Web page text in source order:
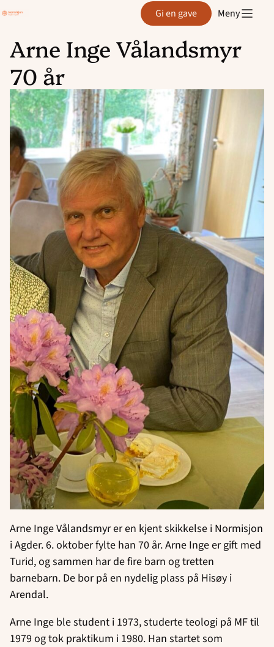
Hopp
til
innhold
Agder Gi en gave Meny
Arne Inge Vålandsmyr
70 år
Arne Inge Vålandsmyr er en kjent skikkelse i Normisjon
i Agder. 6. oktober fylte han 70 år. Arne Inge er gift med
Turid, og sammen har de fire barn og tretten
barnebarn. De bor på en nydelig plass på Hisøy i
Arendal.
Arne Inge ble student i 1973, studerte teologi på MF til
1979 og tok praktikum i 1980. Han startet som